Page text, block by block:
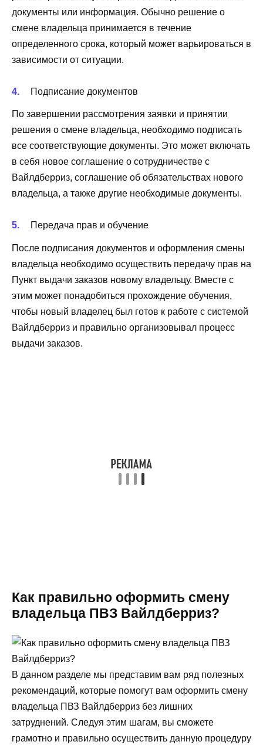
документы или информация. Обычно решение о
смене владельца принимается в течение
определенного срока, который может варьироваться в
зависимости от ситуации.
Подписание документов
По завершении рассмотрения заявки и принятии
решения о смене владельца, необходимо подписать
все соответствующие документы. Это может включать
в себя новое соглашение о сотрудничестве с
Вайлдберриз, соглашение об обязательствах нового
владельца, а также другие необходимые документы.
Передача прав и обучение
После подписания документов и оформления смены
владельца необходимо осуществить передачу прав на
Пункт выдачи заказов новому владельцу. Вместе с
этим может понадобиться прохождение обучения,
чтобы новый владелец был готов к работе с системой
Вайлдберриз и правильно организовывал процесс
выдачи заказов.
Как правильно оформить смену
владельца ПВЗ Вайлдберриз?
В данном разделе мы представим вам ряд полезных
рекомендаций, которые помогут вам оформить смену
владельца ПВЗ Вайлдберриз без лишних
затруднений. Следуя этим шагам, вы сможете
грамотно и правильно осуществить данную процедуру